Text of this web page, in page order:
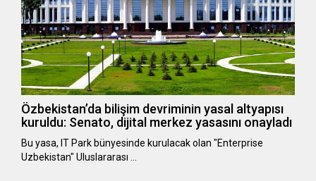
Özbekistan’da bilişim devriminin yasal altyapısı
kuruldu: Senato, dijital merkez yasasını onayladı
Bu yasa, IT Park bünyesinde kurulacak olan "Enterprise
Uzbekistan" Uluslararası …